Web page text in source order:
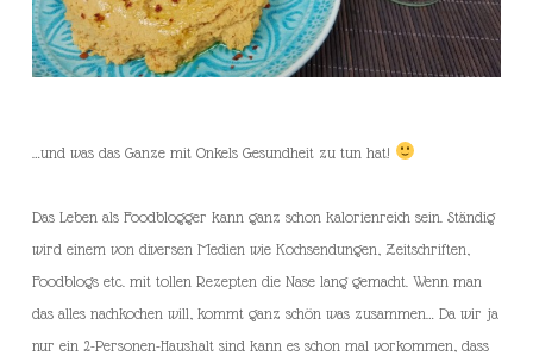
…und was das Ganze mit Onkels Gesundheit zu tun hat!
Das Leben als Foodblogger kann ganz schon kalorienreich sein. Ständig
wird einem von diversen Medien wie Kochsendungen, Zeitschriften,
Foodblogs etc. mit tollen Rezepten die Nase lang gemacht. Wenn man
das alles nachkochen will, kommt ganz schön was zusammen… Da wir ja
nur ein 2-Personen-Haushalt sind kann es schon mal vorkommen, dass